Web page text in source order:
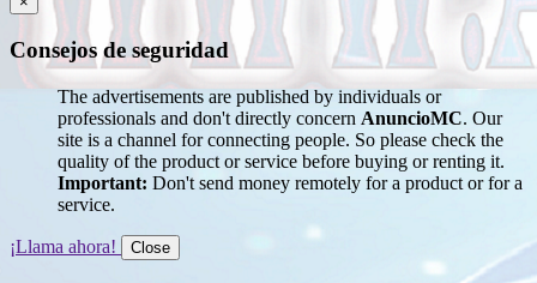
Consejos de seguridad
The advertisements are published by individuals or
professionals and don't directly concern AnuncioMC. Our
site is a channel for connecting people. So please check the
quality of the product or service before buying or renting it.
Important: Don't send money remotely for a product or for a
service.
¡Llama ahora! Close